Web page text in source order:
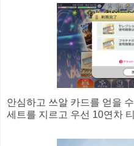
안심하고 쓰알 카드를 얻을
세트를 지르고 우선 10연차